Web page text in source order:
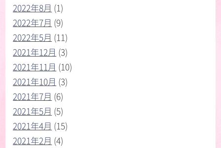
2022年8月 (1)
2022年7月 (9)
2022年5月 (11)
2021年12月 (3)
2021年11月 (10)
2021年10月 (3)
2021年7月 (6)
2021年5月 (5)
2021年4月 (15)
2021年2月 (4)